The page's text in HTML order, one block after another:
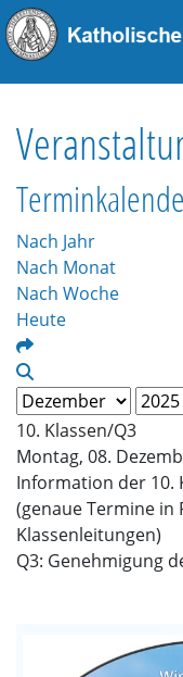
Nach Jahr
Nach Monat
Nach Woche
Heute
10. Klassen/Q3
Montag, 08.
Information der 10.
(genaue Termine in
Klassenleitungen)
Q3: Genehmigung